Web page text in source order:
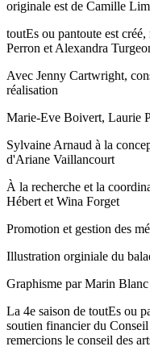
originale est de Camille
toutEs ou pantoute est
Perron et Alexandra
Avec Jenny Cartwright,
réalisation
Marie-Eve Boivert, Laurie
Sylvaine Arnaud à la
d'Ariane Vaillancourt
À la recherche et la
Hébert et Wina Forget
Promotion et gestion des
Illustration orginiale du
Graphisme par Marin Blanc
La 4e saison de toutEs ou
soutien financier du
remercions le conseil des